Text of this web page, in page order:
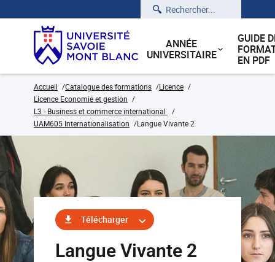
Rechercher
ANNÉE
UNIVERSITAIRE
GUIDE
EN PDF
Accueil Catalogue des formations
Licence
Licence Economie et gestion
L3 - Business et commerce international
UAM605 Internationalisation
Langue Vivante 2
Télécharger
Langue Vivante 2